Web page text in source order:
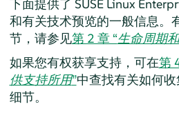
下面提供了 SUSE Linux
和有关技术预览的一般信息。
节，请参见第 2 章 “生命周期
如果您有权获享支持，可在第
供支持所用”中查找有关如何
细节。